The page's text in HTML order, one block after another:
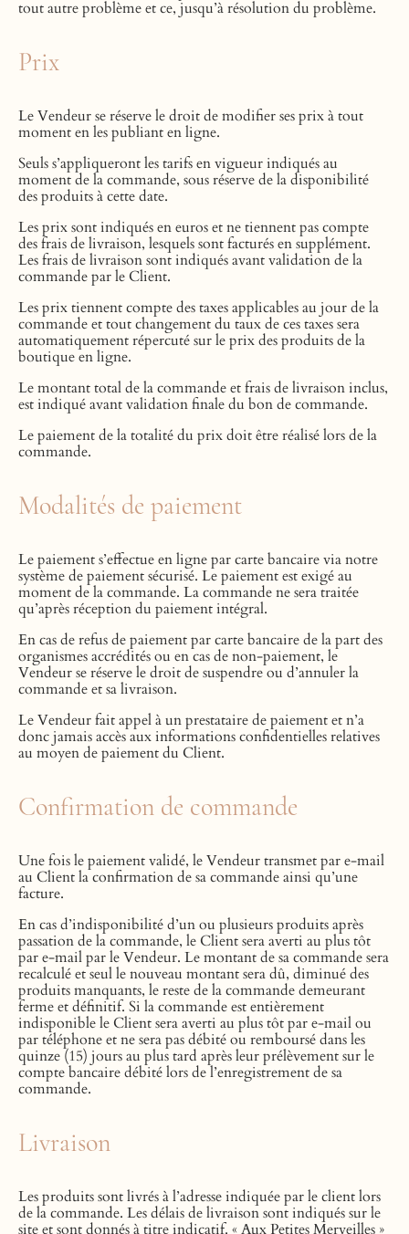
tout autre problème et ce, jusqu’à résolution du problème.
Prix
Le Vendeur se réserve le droit de modifier ses prix à tout
moment en les publiant en ligne.
Seuls s’appliqueront les tarifs en vigueur indiqués au
moment de la commande, sous réserve de la disponibilité
des produits à cette date.
Les prix sont indiqués en euros et ne tiennent pas compte
des frais de livraison, lesquels sont facturés en supplément.
Les frais de livraison sont indiqués avant validation de la
commande par le Client.
Les prix tiennent compte des taxes applicables au jour de la
commande et tout changement du taux de ces taxes sera
automatiquement répercuté sur le prix des produits de la
boutique en ligne.
Le montant total de la commande et frais de livraison inclus,
est indiqué avant validation finale du bon de commande.
Le paiement de la totalité du prix doit être réalisé lors de la
commande.
Modalités de paiement
Le paiement s’effectue en ligne par carte bancaire via notre
système de paiement sécurisé. Le paiement est exigé au
moment de la commande. La commande ne sera traitée
qu’après réception du paiement intégral.
En cas de refus de paiement par carte bancaire de la part des
organismes accrédités ou en cas de non-paiement, le
Vendeur se réserve le droit de suspendre ou d’annuler la
commande et sa livraison.
Le Vendeur fait appel à un prestataire de paiement et n’a
donc jamais accès aux informations confidentielles relatives
au moyen de paiement du Client.
Confirmation de commande
Une fois le paiement validé, le Vendeur transmet par e-mail
au Client la confirmation de sa commande ainsi qu’une
facture.
En cas d’indisponibilité d’un ou plusieurs produits après
passation de la commande, le Client sera averti au plus tôt
par e-mail par le Vendeur. Le montant de sa commande sera
recalculé et seul le nouveau montant sera dû, diminué des
produits manquants, le reste de la commande demeurant
ferme et définitif. Si la commande est entièrement
indisponible le Client sera averti au plus tôt par e-mail ou
par téléphone et ne sera pas débité ou remboursé dans les
quinze (15) jours au plus tard après leur prélèvement sur le
compte bancaire débité lors de l’enregistrement de sa
commande.
Livraison
Les produits sont livrés à l’adresse indiquée par le client lors
de la commande. Les délais de livraison sont indiqués sur le
site et sont donnés à titre indicatif. « Aux Petites Merveilles »